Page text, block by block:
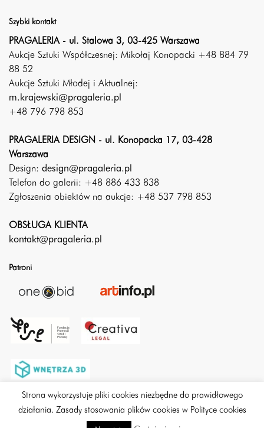
Szybki kontakt
PRAGALERIA - ul. Stalowa 3, 03-425 Warszawa
Aukcje Sztuki Współczesnej: Mikołaj Konopacki +48 884 79
88 52
Aukcje Sztuki Młodej i Aktualnej:
m.krajewski@pragaleria.pl
+48 796 798 853
PRAGALERIA DESIGN - ul. Konopacka 17, 03-428
Warszawa
Design: design@pragaleria.pl
Telefon do galerii: +48 886 433 838
Zgłoszenia obiektów na aukcje: +48 537 798 853
OBSŁUGA KLIENTA
kontakt@pragaleria.pl
Patroni
Strona wykorzystuje pliki cookies niezbędne do prawidłowego
działania. Zasady stosowania plików cookies w Polityce cookies